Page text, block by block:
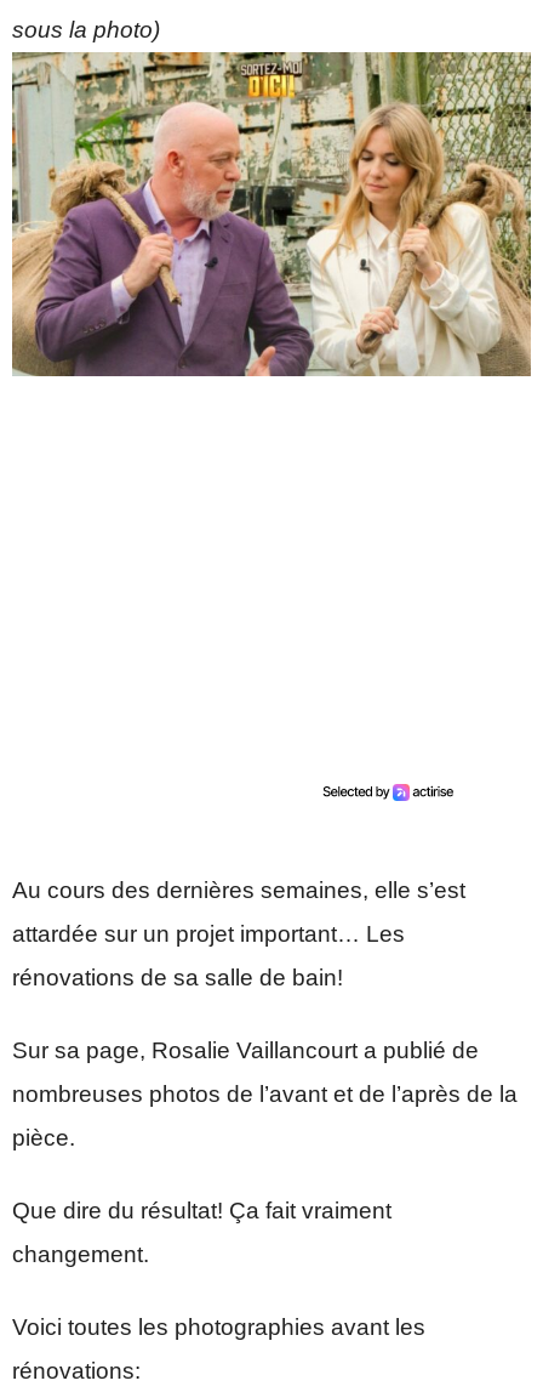
sous la photo)
Au cours des dernières semaines, elle s’est
attardée sur un projet important… Les
rénovations de sa salle de bain!
Sur sa page, Rosalie Vaillancourt a publié de
nombreuses photos de l’avant et de l’après de la
pièce.
Que dire du résultat! Ça fait vraiment
changement.
Voici toutes les photographies avant les
rénovations: